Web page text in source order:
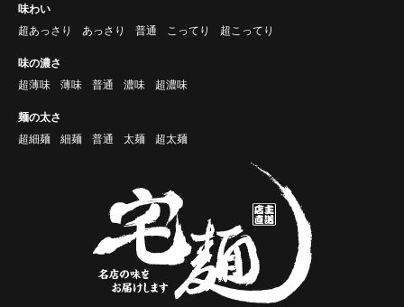
味わい
超あっさり
あっさり 普通 こってり 超こってり
味の濃さ
超薄味
薄味 普通 濃味 超濃味
麺の太さ
超細麺
細麺 普通 太麺 超太麺